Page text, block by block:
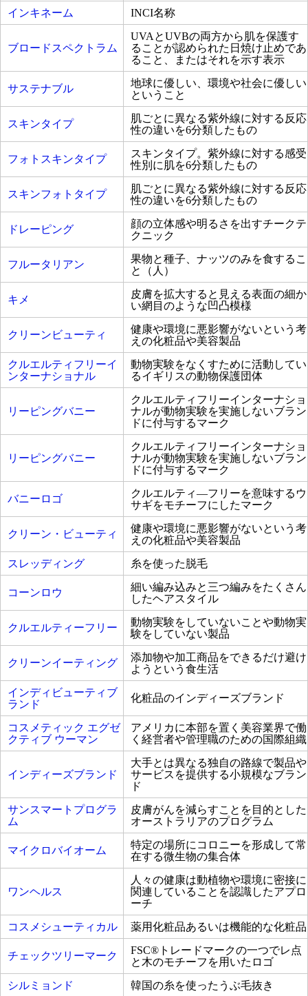
インキネーム
INCI名称
ブロードスペクトラム
UVAとUVBの両方から肌を保護す
ることが認められた日焼け止めであ
ること、またはそれを示す表示
サステナブル
地球に優しい、環境や社会に優しい
ということ
スキンタイプ
肌ごとに異なる紫外線に対する反応
性の違いを6分類したもの
フォトスキンタイプ
スキンタイプ。紫外線に対する感受
性別に肌を6分類したもの
スキンフォトタイプ
肌ごとに異なる紫外線に対する反応
性の違いを6分類したもの
ドレーピング
顔の立体感や明るさを出すチークテ
クニック
フルータリアン
果物と種子、ナッツのみを食するこ
と（人）
キメ
皮膚を拡大すると見える表面の細か
い網目のような凹凸模様
クリーンビューティ
健康や環境に悪影響がないという考
えの化粧品や美容製品
クルエルティフリーイ
ンターナショナル
動物実験をなくすために活動してい
るイギリスの動物保護団体
リーピングバニー
クルエルティフリーインターナショ
ナルが動物実験を実施しないブラン
ドに付与するマーク
リーピングバニー
クルエルティフリーインターナショ
ナルが動物実験を実施しないブラン
ドに付与するマーク
バニーロゴ
クルエルティ―フリーを意味するウ
サギをモチーフにしたマーク
クリーン・ビューティ
健康や環境に悪影響がないという考
えの化粧品や美容製品
スレッディング
糸を使った脱毛
コーンロウ
細い編み込みと三つ編みをたくさん
したヘアスタイル
クルエルティーフリー
動物実験をしていないことや動物実
験をしていない製品
クリーンイーティング
添加物や加工商品をできるだけ避け
ようという食生活
インディビューティブ
ランド
化粧品のインディーズブランド
コスメティック エグゼ
クティブ ウーマン
アメリカに本部を置く美容業界で働
く経営者や管理職のための国際組織
インディーズブランド
大手とは異なる独自の路線で製品や
サービスを提供する小規模なブラン
ド
サンスマートプログラ
ム
皮膚がんを減らすことを目的とした
オーストラリアのプログラム
マイクロバイオーム
特定の場所にコロニーを形成して常
在する微生物の集合体
ワンヘルス
人々の健康は動植物や環境に密接に
関連していることを認識したアプロ
ーチ
コスメシューティカル
薬用化粧品あるいは機能的な化粧品
チェックツリーマーク
FSC®トレードマークの一つでレ点
と木のモチーフを用いたロゴ
シルミョンド
韓国の糸を使ったうぶ毛抜き